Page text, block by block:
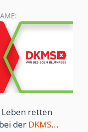
retten
der DKMS...